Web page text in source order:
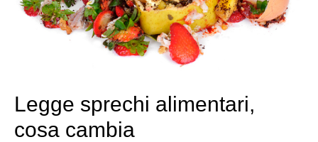
Legge sprechi alimentari,
cosa cambia